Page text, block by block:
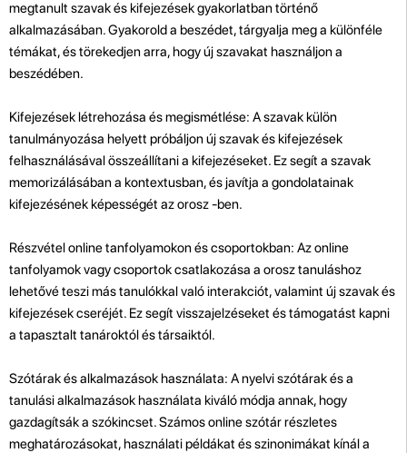
megtanult szavak és kifejezések gyakorlatban történő
alkalmazásában. Gyakorold a beszédet, tárgyalja meg a különféle
témákat, és törekedjen arra, hogy új szavakat használjon a
beszédében.
Kifejezések létrehozása és megismétlése: A szavak külön
tanulmányozása helyett próbáljon új szavak és kifejezések
felhasználásával összeállítani a kifejezéseket. Ez segít a szavak
memorizálásában a kontextusban, és javítja a gondolatainak
kifejezésének képességét az orosz -ben.
Részvétel online tanfolyamokon és csoportokban: Az online
tanfolyamok vagy csoportok csatlakozása a orosz tanuláshoz
lehetővé teszi más tanulókkal való interakciót, valamint új szavak és
kifejezések cseréjét. Ez segít visszajelzéseket és támogatást kapni
a tapasztalt tanároktól és társaiktól.
Szótárak és alkalmazások használata: A nyelvi szótárak és a
tanulási alkalmazások használata kiváló módja annak, hogy
gazdagítsák a szókincset. Számos online szótár részletes
meghatározásokat, használati példákat és szinonimákat kínál a